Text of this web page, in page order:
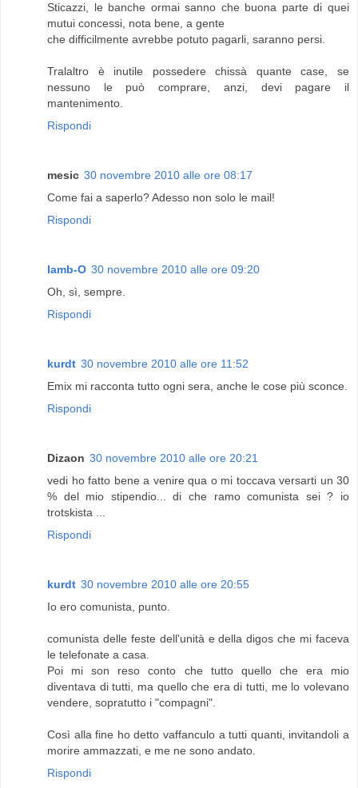
Sticazzi, le banche ormai sanno che buona parte di quei
mutui concessi, nota bene, a gente
che difficilmente avrebbe potuto pagarli, saranno persi.
Tralaltro è inutile possedere chissà quante case, se
nessuno le può comprare, anzi, devi pagare il
mantenimento.
Rispondi
mesic 30 novembre 2010 alle ore 08:17
Come fai a saperlo? Adesso non solo le mail!
Rispondi
lamb-O 30 novembre 2010 alle ore 09:20
Oh, sì, sempre.
Rispondi
kurdt 30 novembre 2010 alle ore 11:52
Emix mi racconta tutto ogni sera, anche le cose più sconce.
Rispondi
Dizaon 30 novembre 2010 alle ore 20:21
vedi ho fatto bene a venire qua o mi toccava versarti un 30
% del mio stipendio... di che ramo comunista sei ? io
trotskista ...
Rispondi
kurdt 30 novembre 2010 alle ore 20:55
Io ero comunista, punto.
comunista delle feste dell'unità e della digos che mi faceva
le telefonate a casa.
Poi mi son reso conto che tutto quello che era mio
diventava di tutti, ma quello che era di tutti, me lo volevano
vendere, sopratutto i "compagni".
Così alla fine ho detto vaffanculo a tutti quanti, invitandoli a
morire ammazzati, e me ne sono andato.
Rispondi